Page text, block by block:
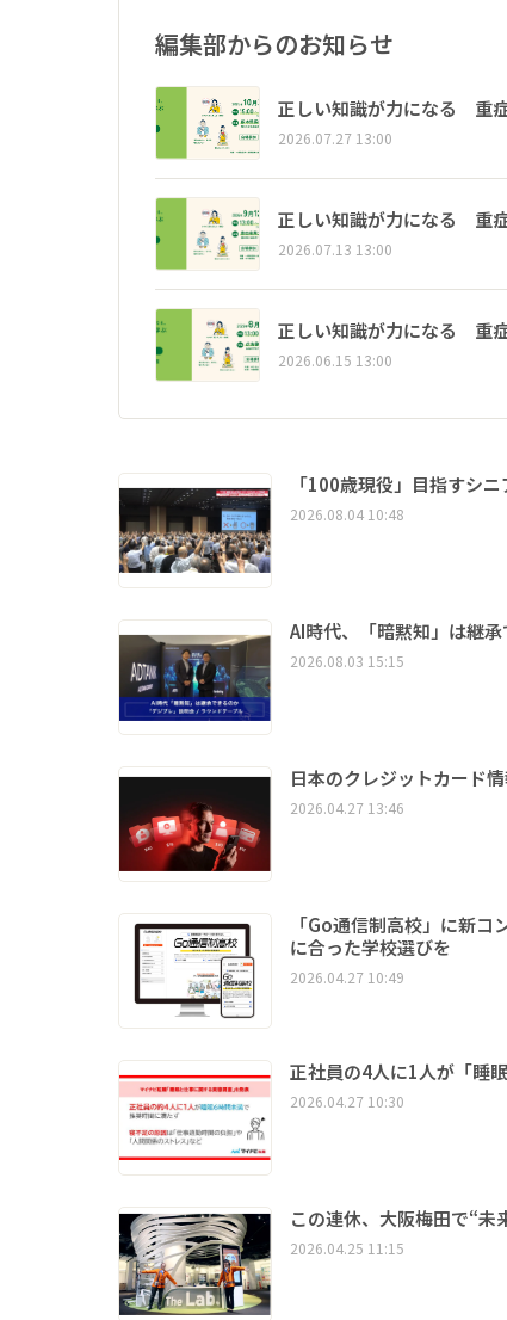
編集部からのお知らせ
正しい知識が力になる 重
2026.07.27 13:00
正しい知識が力になる 重
2026.07.13 13:00
正しい知識が力になる 重
2026.06.15 13:00
「100歳現役」目指すシ
2026.08.04 10:48
AI時代、「暗黙知」は継
2026.08.03 15:15
日本のクレジットカード
2026.04.27 13:46
「Go通信制高校」に新
に合った学校選びを
2026.04.27 10:49
正社員の4人に1人が「睡
2026.04.27 10:30
この連休、大阪梅田で“
2026.04.25 11:15